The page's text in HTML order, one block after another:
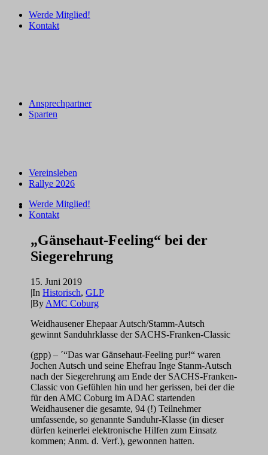
Werde Mitglied!
Kontakt
Ansprechpartner
Sparten
Vereinsleben
Rallye 2026
Werde Mitglied!
Kontakt
„Gänsehaut-Feeling“ bei der
Siegerehrung
15. Juni 2019
|InHistorisch,GLP
|By AMC Coburg
Weidhausener Ehepaar Autsch/Stamm-Autsch
gewinnt Sanduhrklasse der SACHS-Franken-Classic
(gpp) – ´“Das war Gänsehaut-Feeling pur!“ waren
Jochen Autsch und seine Ehefrau Inge Stanm-Autsch
nach der Siegerehrung am Ende der SACHS-Franken-
Classic von Gefühlen hin und her gerissen, bei der die
für den AMC Coburg im ADAC startenden
Weidhausener die gesamte, 94 (!) Teilnehmer
umfassende, so genannte Sanduhr-Klasse (in dieser
dürfen keinerlei elektronische Hilfen zum Einsatz
kommen; Anm. d. Verf.), gewonnen hatten.